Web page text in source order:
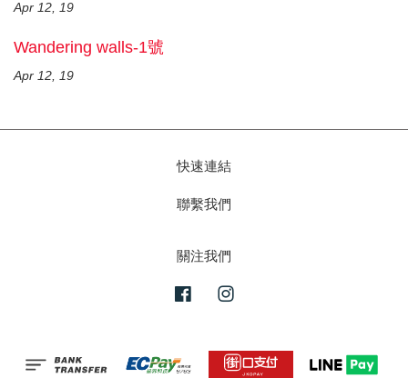
Apr 12, 19
Wandering walls-1號
Apr 12, 19
快速連結
聯繫我們
關注我們
Facebook